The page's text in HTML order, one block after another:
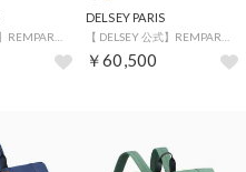
DELSEY PARIS
￥60,500